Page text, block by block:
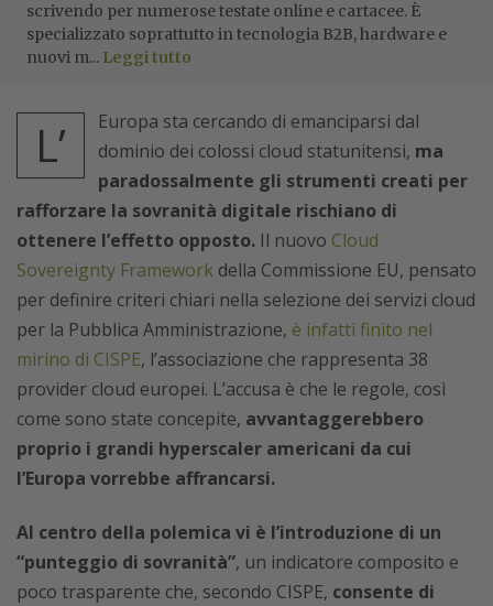
scrivendo per numerose testate online e cartacee. È
specializzato soprattutto in tecnologia B2B, hardware e
nuovi m... Leggi tutto
L’
Europa sta cercando di emanciparsi dal
dominio dei colossi cloud statunitensi, ma
paradossalmente gli strumenti creati per
rafforzare la sovranità digitale rischiano di
ottenere l’effetto opposto. Il nuovo Cloud
Sovereignty Framework della Commissione EU, pensato
per definire criteri chiari nella selezione dei servizi cloud
per la Pubblica Amministrazione, è infatti finito nel
mirino di CISPE, l’associazione che rappresenta 38
provider cloud europei. L’accusa è che le regole, così
come sono state concepite, avvantaggerebbero
proprio i grandi hyperscaler americani da cui
l’Europa vorrebbe affrancarsi.
Al centro della polemica vi è l’introduzione di un
“punteggio di sovranità”, un indicatore composito e
poco trasparente che, secondo CISPE, consente di